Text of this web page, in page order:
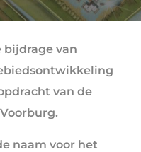
bijdrage van
van de
naam voor het